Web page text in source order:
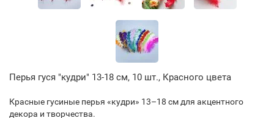
Перья гуся "кудри" 13-18 см, 10 шт., Красного цвета
Красные гусиные перья «кудри» 13–18 см для акцентного
декора и творчества.